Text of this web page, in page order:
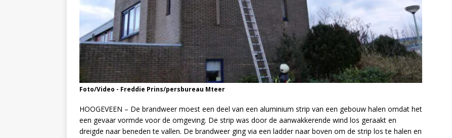
Foto/Video - Freddie Prins/persbureau Mteer
HOOGEVEEN – De brandweer moest een deel van een aluminium strip van een gebouw halen omdat het
een gevaar vormde voor de omgeving. De strip was door de aanwakkerende wind los geraakt en
dreigde naar beneden te vallen. De brandweer ging via een ladder naar boven om de strip los te halen en